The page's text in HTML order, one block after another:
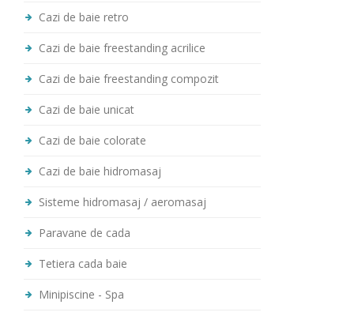
Cazi de baie retro
Cazi de baie freestanding acrilice
Cazi de baie freestanding compozit
Cazi de baie unicat
Cazi de baie colorate
Cazi de baie hidromasaj
Sisteme hidromasaj / aeromasaj
Paravane de cada
Tetiera cada baie
Minipiscine - Spa